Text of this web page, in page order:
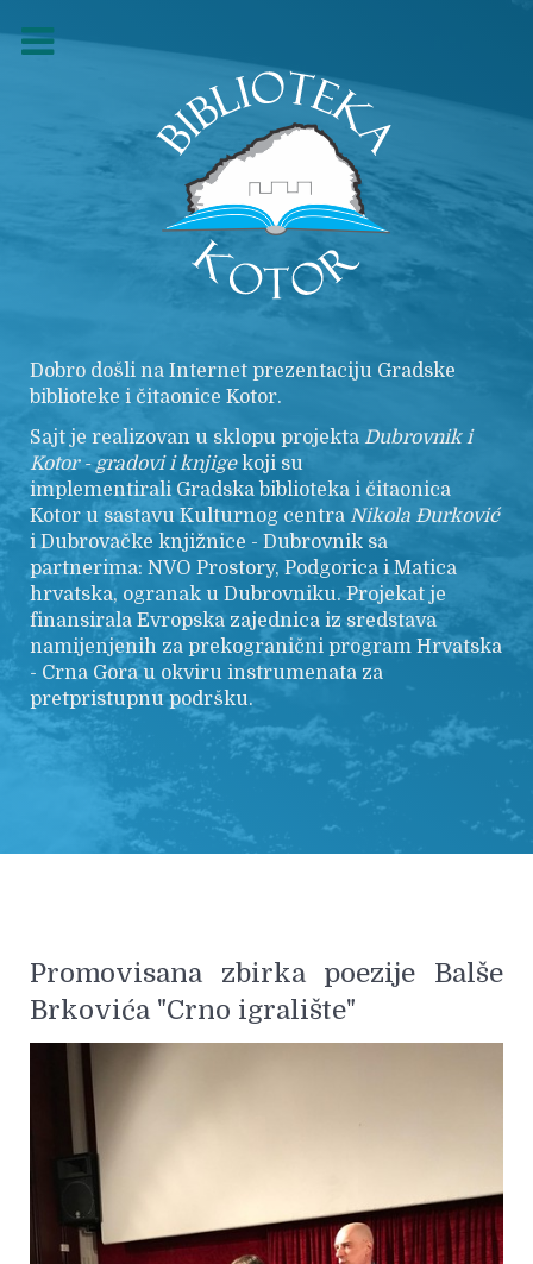
Dobro došli na Internet prezentaciju Gradske
biblioteke i čitaonice Kotor.
Sajt je realizovan u sklopu projekta Dubrovnik i
Kotor - gradovi i knjigekoji su
implementirali Gradska biblioteka i čitaonica
Kotor u sastavu Kulturnog centra Nikola Đurković
i Dubrovačke knjižnice - Dubrovnik sa
partnerima: NVO Prostory, Podgorica i Matica
hrvatska, ogranak u Dubrovniku. Projekat je
finansirala Evropska zajednica iz sredstava
namijenjenih za prekogranični program Hrvatska
- Crna Gora u okviru instrumenata za
pretpristupnu podršku.
Promovisana zbirka poezije Balše
Brkovića "Crno igralište"